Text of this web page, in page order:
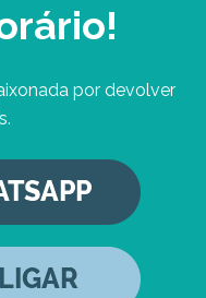
por devolver